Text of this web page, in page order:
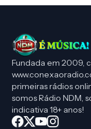
Fundada em 2009,
primeiras rádios
somos Rádio NDM,
indicativa 18+ anos!